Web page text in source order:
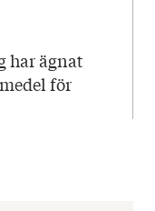
har ägnat
för